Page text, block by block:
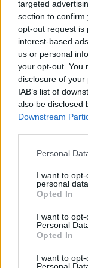
targeted
section to
opt-out request is
interest-based
us or personal
your opt-out. You
disclosure of
IAB’s list of
also be disclosed
Downstream
Personal
I want to
personal data.
Opted In
I want to
Personal
Opted In
I want to
na,
jaka w nich
jaki wil­got­ny
cią­gnie i jaka
Każ­dy jej
każ­de w mym
każ­dą jej
wiem, cze­go
Co ko­cha,
i ko­cham
bez­de­nią